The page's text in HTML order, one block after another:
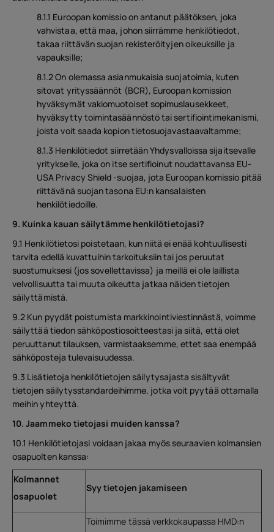
8.1.1 Euroopan komissio on antanut päätöksen, joka
vahvistaa, että maa, johon siirrämme henkilötiedot,
takaa riittävän suojan rekisteröityjen oikeuksille ja
vapauksille;
8.1.2 On olemassa asianmukaisia suojatoimia, kuten
sitovat yrityssäännöt (BCR), Euroopan komission
hyväksymät vakiomuotoiset sopimuslausekkeet,
hyväksytty toimintasäännöstö tai sertifiointimekanismi,
joista voit saada kopion tietosuojavastaavaltamme;
8.1.3 Henkilötiedot siirretään Yhdysvalloissa sijaitsevalle
yritykselle, joka on itse sertifioinut noudattavansa EU-
USA Privacy Shield -suojaa, jota Euroopan komissio pitää
riittävänä suojan tasona EU:n kansalaisten
henkilötiedoille.
9. Kuinka kauan säilytämme henkilötietojasi?
9.1 Henkilötietosi poistetaan, kun niitä ei enää kohtuullisesti
tarvita edellä kuvattuihin tarkoituksiin tai jos peruutat
suostumuksesi (jos sovellettavissa) ja meillä ei ole laillista
velvollisuutta tai muuta oikeutta jatkaa näiden tietojen
säilyttämistä.
9.2 Kun pyydät poistumista markkinointiviestinnästä, voimme
säilyttää tiedon sähköpostiosoitteestasi ja siitä, että olet
peruuttanut tilauksen, varmistaaksemme, ettet saa enempää
sähköposteja tulevaisuudessa.
9.3 Lisätietoja henkilötietojen säilytysajasta sisältyvät
tietojen säilytysstandardeihimme, jotka voit pyytää ottamalla
meihin yhteyttä.
10. Jaammeko tietojasi muiden kanssa?
10.1 Henkilötietojasi voidaan jakaa myös seuraavien kolmansien
osapuolten kanssa:
Kolmannet
osapuolet
Syy tietojen jakamiseen
Toimimme tässä verkkokaupassa HMD:n